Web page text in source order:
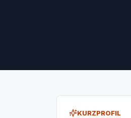
KURZPROFIL